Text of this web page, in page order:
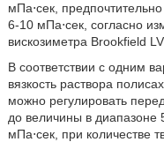
мПа⋅сек,
6-10 мПа⋅сек, согласно
вискозиметра Brookfield
В соответствии с одним
вязкость раствора
можно регулировать
до величины в диапазоне
мПа⋅сек, при количестве